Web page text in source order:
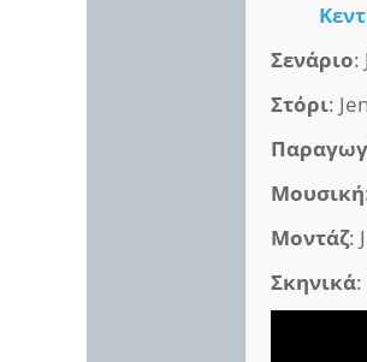
Σενάριο:
Στόρι:
Μουσική
Μοντάζ:
Σκηνικά